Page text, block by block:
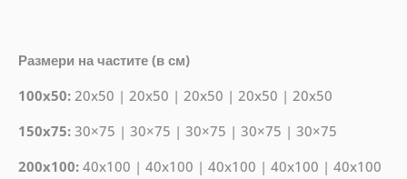
Размери на частите (в см)
100x50:20x50 | 20x50 | 20x50 | 20x50 | 20x50
150x75:30×75 | 30×75 | 30×75 | 30×75 | 30×75
200x100:40x100 | 40x100 | 40x100 | 40x100 | 40x100